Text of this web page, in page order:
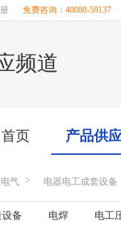
免费咨询：40088-59137
频道
首页 产品供
气 > 电器电工成套设备
备 电焊 电工